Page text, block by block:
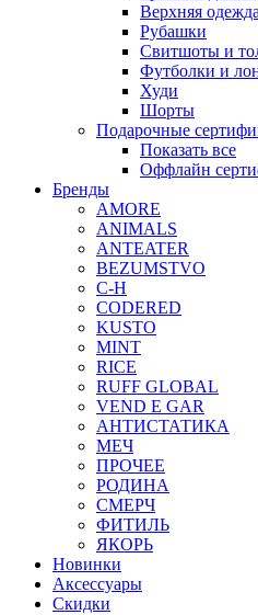
Верхняя одежда
Рубашки
Свитшоты и
Футболки и
Худи
Шорты
Подарочные
Показать все
Оффлайн
Бренды
AMORE
ANIMALS
ANTEATER
BEZUMSTVO
C-H
CODERED
KUSTO
MINT
RICE
RUFF GLOBAL
VEND E GAR
АНТИСТАТИКА
МЕЧ
ПРОЧЕЕ
РОДИНА
СМЕРЧ
ФИТИЛЬ
ЯКОРЬ
Новинки
Аксессуары
Скидки